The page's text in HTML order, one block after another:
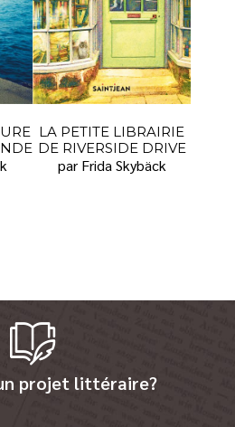
LA PETITE LIBRAIRIE
DE RIVERSIDE DRIVE
par Frida Skybäck
projet littéraire?